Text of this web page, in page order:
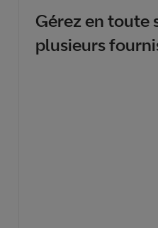
Gérez en toute
plusieurs